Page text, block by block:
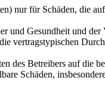
nur für Schäden, die
und Gesundheit und der
vertragstypischen
des Betreibers auf die
Schäden,